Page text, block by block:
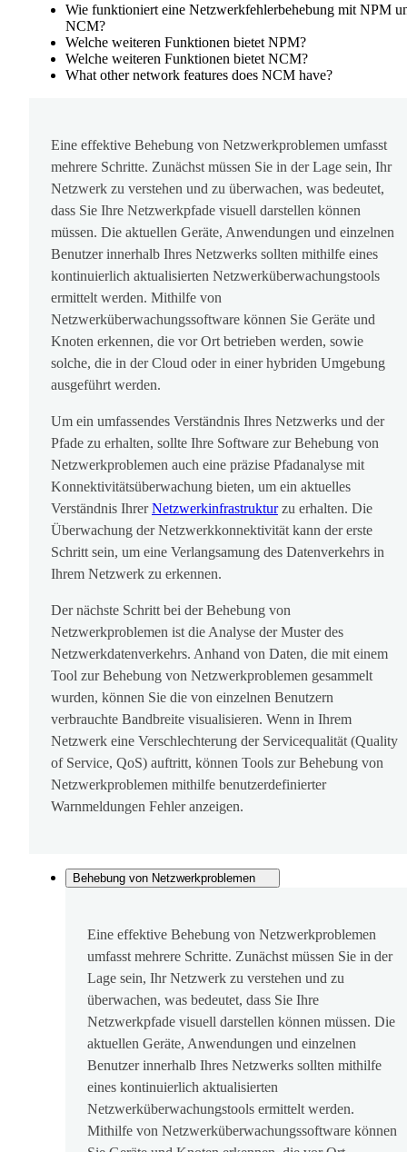
Wie funktioniert eine Netzwerkfehlerbehebung mit NPM
NCM?
Welche weiteren Funktionen bietet NPM?
Welche weiteren Funktionen bietet NCM?
What other network features does NCM have?
Eine effektive Behebung von Netzwerkproblemen umfasst
mehrere Schritte. Zunächst müssen Sie in der Lage sein, Ihr
Netzwerk zu verstehen und zu überwachen, was bedeutet,
dass Sie Ihre Netzwerkpfade visuell darstellen können
müssen. Die aktuellen Geräte, Anwendungen und einzelnen
Benutzer innerhalb Ihres Netzwerks sollten mithilfe eines
kontinuierlich aktualisierten Netzwerküberwachungstools
ermittelt werden. Mithilfe von
Netzwerküberwachungssoftware können Sie Geräte und
Knoten erkennen, die vor Ort betrieben werden, sowie
solche, die in der Cloud oder in einer hybriden Umgebung
ausgeführt werden.
Um ein umfassendes Verständnis Ihres Netzwerks und der
Pfade zu erhalten, sollte Ihre Software zur Behebung von
Netzwerkproblemen auch eine präzise Pfadanalyse mit
Konnektivitätsüberwachung bieten, um ein aktuelles
Verständnis IhrerNetzwerkinfrastrukturzu erhalten. Die
Überwachung der Netzwerkkonnektivität kann der erste
Schritt sein, um eine Verlangsamung des Datenverkehrs in
Ihrem Netzwerk zu erkennen.
Der nächste Schritt bei der Behebung von
Netzwerkproblemen ist die Analyse der Muster des
Netzwerkdatenverkehrs. Anhand von Daten, die mit einem
Tool zur Behebung von Netzwerkproblemen gesammelt
wurden, können Sie die von einzelnen Benutzern
verbrauchte Bandbreite visualisieren. Wenn in Ihrem
Netzwerk eine Verschlechterung der Servicequalität (Quality
of Service, QoS) auftritt, können Tools zur Behebung von
Netzwerkproblemen mithilfe benutzerdefinierter
Warnmeldungen Fehler anzeigen.
Behebung von Netzwerkproblemen
Eine effektive Behebung von Netzwerkproblemen
umfasst mehrere Schritte. Zunächst müssen Sie in der
Lage sein, Ihr Netzwerk zu verstehen und zu
überwachen, was bedeutet, dass Sie Ihre
Netzwerkpfade visuell darstellen können müssen. Die
aktuellen Geräte, Anwendungen und einzelnen
Benutzer innerhalb Ihres Netzwerks sollten mithilfe
eines kontinuierlich aktualisierten
Netzwerküberwachungstools ermittelt werden.
Mithilfe von Netzwerküberwachungssoftware können